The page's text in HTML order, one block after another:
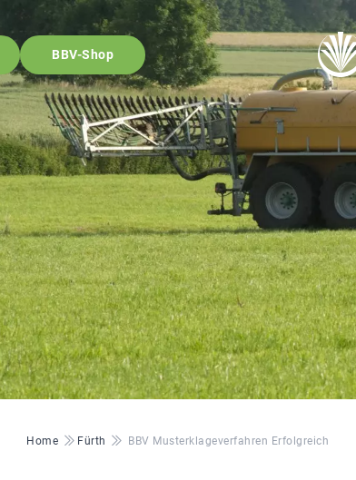
BBV-Shop
Pfadnavigation
Home Fürth BBV Musterklageverfahren Erfolgreich